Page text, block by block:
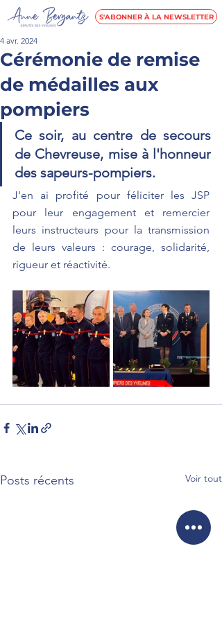
S'ABONNER À LA NEWSLETTER
Cérémonie de remise
de médailles aux
pompiers
4 avr. 2024
Ce soir, au centre de secours
de Chevreuse, mise à l'honneur
des sapeurs-pompiers.
J'en ai profité pour féliciter les JSP
pour leur engagement et remercier
leurs instructeurs pour la transmission
de leurs valeurs : courage, solidarité,
rigueur et réactivité.
Posts récents Voir tout